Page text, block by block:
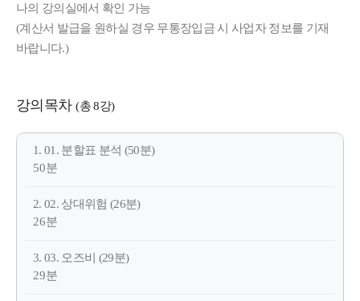
나의 강의실에서 확인 가능
(계산서 발급을 원하실 경우 무통장입금 시 사업자 정보를 기재
바랍니다.)
강의목차 (총 8강)
1. 01. 분할표 분석 (50분)
50분
2. 02. 상대위험 (26분)
26분
3. 03. 오즈비 (29분)
29분